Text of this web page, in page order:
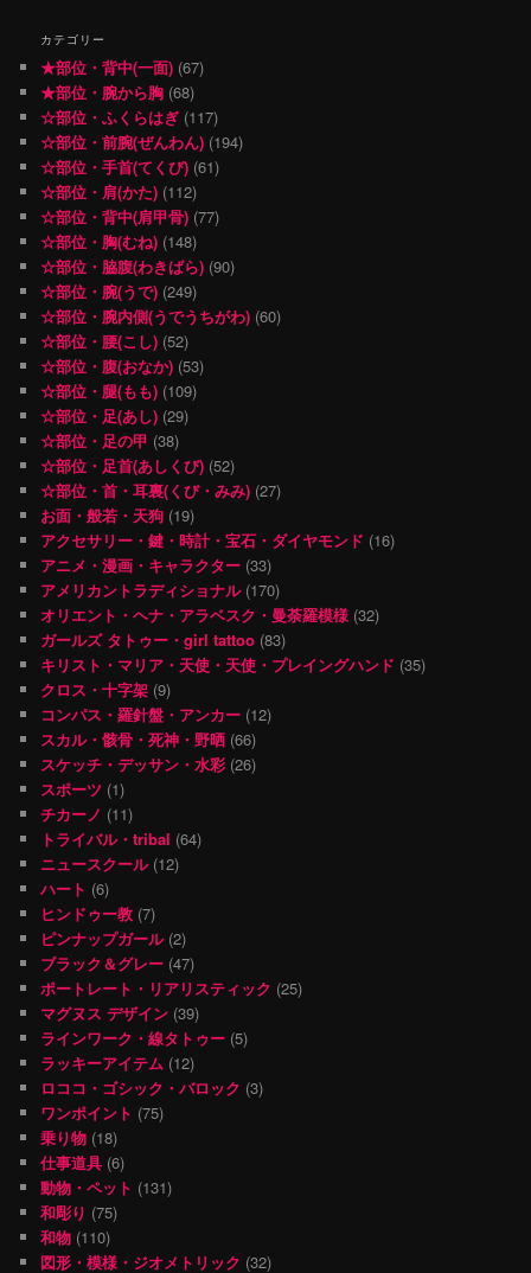
カテゴリー
★部位・背中(一面) (67)
★部位・腕から胸 (68)
☆部位・ふくらはぎ (117)
☆部位・前腕(ぜんわん) (194)
☆部位・手首(てくび) (61)
☆部位・肩(かた) (112)
☆部位・背中(肩甲骨) (77)
☆部位・胸(むね) (148)
☆部位・脇腹(わきばら) (90)
☆部位・腕(うで) (249)
☆部位・腕内側(うでうちがわ) (60)
☆部位・腰(こし) (52)
☆部位・腹(おなか) (53)
☆部位・腿(もも) (109)
☆部位・足(あし) (29)
☆部位・足の甲 (38)
☆部位・足首(あしくび) (52)
☆部位・首・耳裏(くび・みみ) (27)
お面・般若・天狗 (19)
アクセサリー・鍵・時計・宝石・ダイヤモンド (16)
アニメ・漫画・キャラクター (33)
アメリカントラディショナル(170)
オリエント・ヘナ・アラベスク・曼荼羅模様 (32)
ガールズ タトゥー・girl tattoo (83)
キリスト・マリア・天使・天使・プレイングハンド (35)
クロス・十字架 (9)
コンパス・羅針盤・アンカー (12)
スカル・骸骨・死神・野晒 (66)
スケッチ・デッサン・水彩 (26)
スポーツ (1)
チカーノ (11)
トライバル・tribal (64)
ニュースクール(12)
ハート (6)
ヒンドゥー教 (7)
ピンナップガール(2)
ブラック＆グレー (47)
ポートレート・リアリスティック (25)
マグヌス デザイン (39)
ラインワーク・線タトゥー (5)
ラッキーアイテム (12)
ロココ・ゴシック・バロック (3)
ワンポイント (75)
乗り物 (18)
仕事道具 (6)
動物・ペット (131)
和彫り (75)
和物 (110)
図形・模様・ジオメトリック (32)